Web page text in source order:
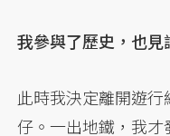
我參與了歷史，也見
此時我決定離開遊
仔。一出地鐵，我才